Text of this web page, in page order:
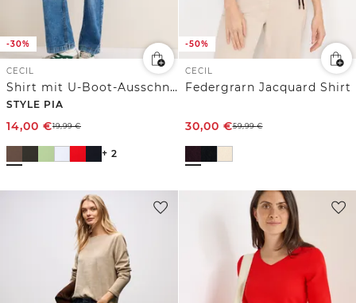
-30%
CECIL
Shirt mit U-Boot-Ausschnitt
STYLE PIA
14,00 €19,99€
+ 2
-50%
CECIL
Federgrarn Jacquard Shirt
30,00 €59,99€